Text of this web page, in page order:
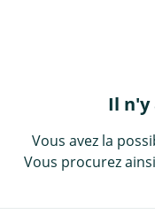
Il n'y
Vous avez la
Vous procurez